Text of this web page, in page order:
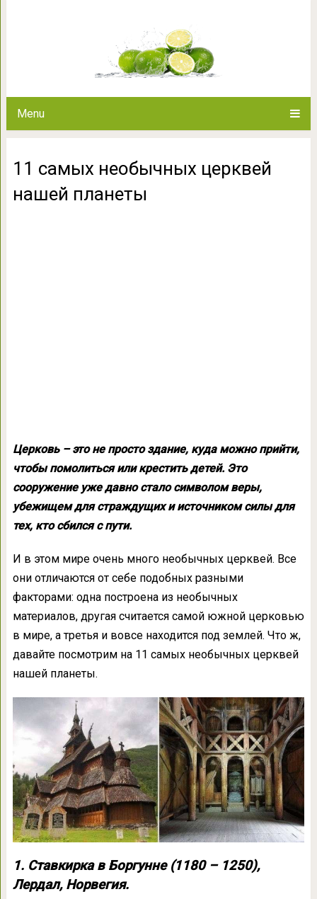
Menu
11 самых необычных церквей
нашей планеты
Церковь – это не просто здание, куда можно прийти,
чтобы помолиться или крестить детей. Это
сооружение уже давно стало символом веры,
убежищем для страждущих и источником силы для
тех, кто сбился с пути.
И в этом мире очень много необычных церквей. Все
они отличаются от себе подобных разными
факторами: одна построена из необычных
материалов, другая считается самой южной церковью
в мире, а третья и вовсе находится под землей. Что ж,
давайте посмотрим на 11 самых необычных церквей
нашей планеты.
1. Ставкирка в Боргунне (1180 – 1250),
Лердал, Норвегия.